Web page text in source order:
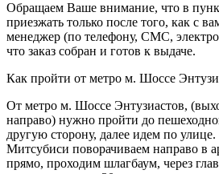
Обращаем Ваше внимание, что в
приезжать только после того, как с
менеджер (по телефону, СМС,
что заказ собран и готов к выдаче.
Как пройти от метро м. Шоссе
От метро м. Шоссе Энтузиастов,
направо) нужно пройти до
другую сторону, далее идем по улице.
Митсубиси поворачиваем направо в
прямо, проходим шлагбаум, через